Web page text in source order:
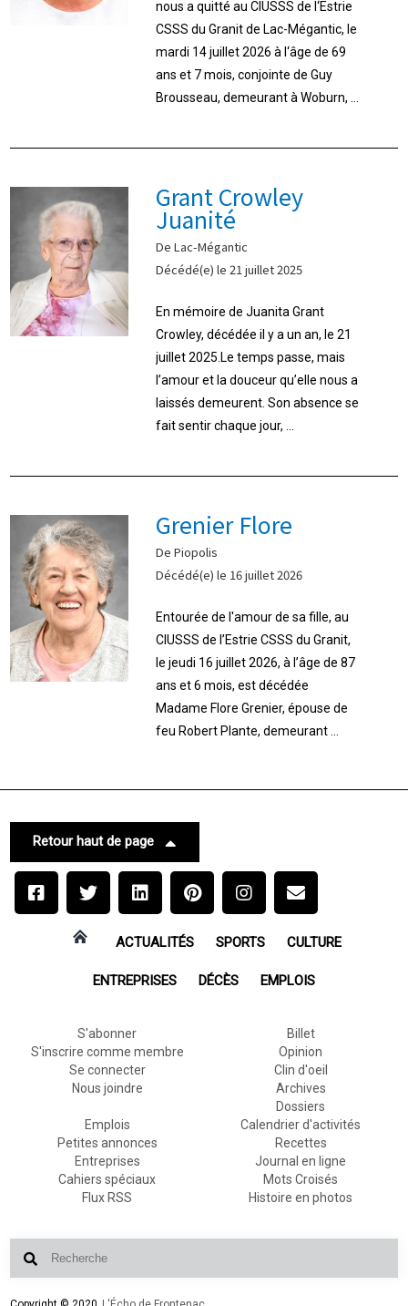
nous a quitté au CIUSSS de l‘Estrie
CSSS du Granit de Lac-Mégantic, le
mardi 14 juillet 2026 à l‘âge de 69
ans et 7 mois, conjointe de Guy
Brousseau, demeurant à Woburn, ...
Grant Crowley
Juanité
De Lac-Mégantic
Décédé(e) le 21 juillet 2025
En mémoire de Juanita Grant
Crowley, décédée il y a un an, le 21
juillet 2025.Le temps passe, mais
l’amour et la douceur qu’elle nous a
laissés demeurent. Son absence se
fait sentir chaque jour, ...
Grenier Flore
De Piopolis
Décédé(e) le 16 juillet 2026
Entourée de l'amour de sa fille, au
CIUSSS de l’Estrie CSSS du Granit,
le jeudi 16 juillet 2026, à l’âge de 87
ans et 6 mois, est décédée
Madame Flore Grenier, épouse de
feu Robert Plante, demeurant ...
Retour haut de page
ACTUALITÉS SPORTS CULTURE
ENTREPRISES DÉCÈS EMPLOIS
S'abonner
S'inscrire comme membre
Se connecter
Nous joindre
Billet
Opinion
Clin d'oeil
Archives
Dossiers
Emplois
Petites annonces
Entreprises
Cahiers spéciaux
Flux RSS
Calendrier d'activités
Recettes
Journal en ligne
Mots Croisés
Histoire en photos